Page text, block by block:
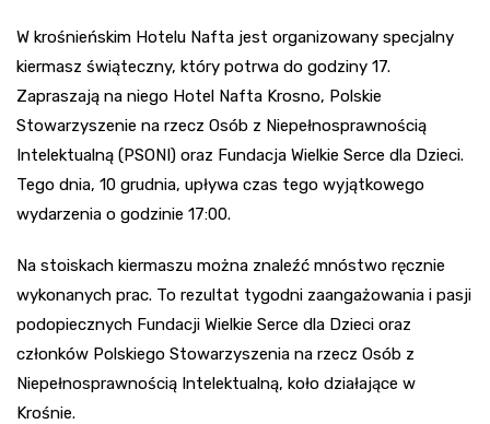
W krośnieńskim Hotelu Nafta jest organizowany specjalny
kiermasz świąteczny, który potrwa do godziny 17.
Zapraszają na niego Hotel Nafta Krosno, Polskie
Stowarzyszenie na rzecz Osób z Niepełnosprawnością
Intelektualną (PSONI) oraz Fundacja Wielkie Serce dla Dzieci.
Tego dnia, 10 grudnia, upływa czas tego wyjątkowego
wydarzenia o godzinie 17:00.
Na stoiskach kiermaszu można znaleźć mnóstwo ręcznie
wykonanych prac. To rezultat tygodni zaangażowania i pasji
podopiecznych Fundacji Wielkie Serce dla Dzieci oraz
członków Polskiego Stowarzyszenia na rzecz Osób z
Niepełnosprawnością Intelektualną, koło działające w
Krośnie.